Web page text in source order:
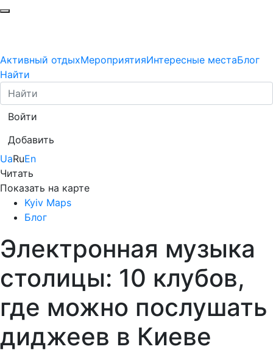
Активный отдыхМероприятияИнтересные местаБлог
Найти
Войти
Добавить
UaRuEn
Читать
Показать на карте
Kyiv Maps
Блог
Электронная музыка
столицы: 10 клубов,
где можно послушать
диджеев в Киеве